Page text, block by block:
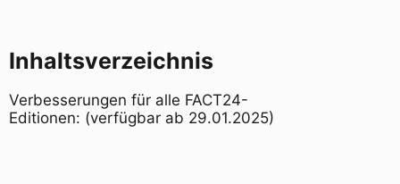
Inhaltsverzeichnis
Verbesserungen für alle FACT24-
Editionen: (verfügbar ab 29.01.2025)